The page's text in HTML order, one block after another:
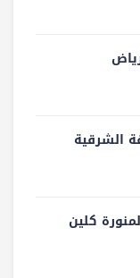
الشرقية
كلين